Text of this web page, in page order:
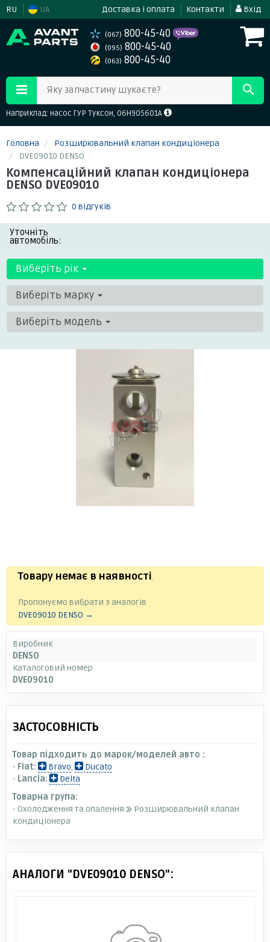
RU UA Доставка і оплата Контакти Вхід
(067) 800-45-40
(095) 800-45-40
(063) 800-45-40
Яку запчастину шукаєте?
Наприклад: насос ГУР Туксон, 06H905601A
Головна
Розширювальний клапан кондиціонера
DVE09010 DENSO
Компенсаційний клапан кондиціонера
DENSO DVE09010
0 відгуків
Уточніть
автомобіль:
Виберіть рік
Виберіть марку
Виберіть модель
Товару немає в наявності.
Пропонуємо вибрати з аналогів
DVE09010 DENSO →
Виробник
DENSO
Каталоговий номер
DVE09010
ЗАСТОСОВНІСТЬ
Товар підходить до марок/моделей авто :
- Fiat: Bravo,
Ducato
- Lancia:
Delta
Товарна група:
- Охолодження та опалення
Розширювальний клапан
кондиціонера
АНАЛОГИ "DVE09010 DENSO":